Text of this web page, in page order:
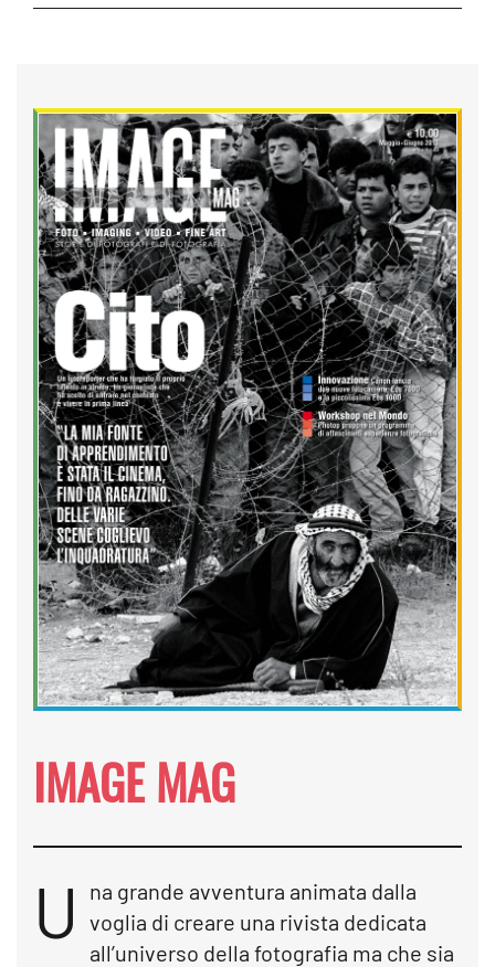
IMAGE MAG
U
na grande avventura animata dalla
voglia di creare una rivista dedicata
all’universo della fotografia ma che sia